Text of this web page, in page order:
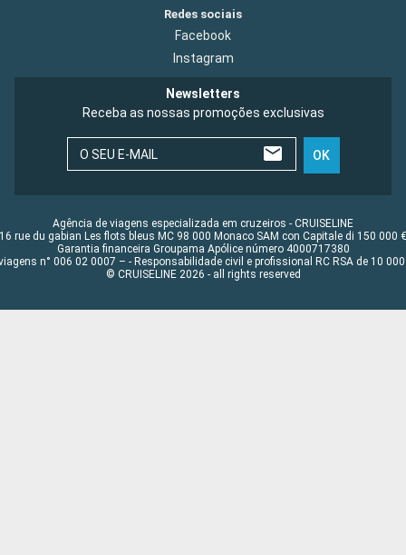
Redes sociais
Facebook
Instagram
Newsletters
Receba as nossas promoções exclusivas
O SEU E-MAIL OK
Agência de viagens especializada em cruzeiros - CRUISELINE
16 rue du gabian Les flots bleus MC 98 000 Monaco SAM con Capitale di 150 000 €
Garantia financeira Groupama Apólice número 4000717380
n° 006 02 0007 – - Responsabilidade civil e profissional RC RSA de 10 000
© CRUISELINE 2026 - all rights reserved